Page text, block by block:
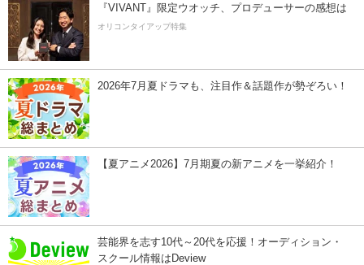
『VIVANT』限定ウオッチ、プロデューサーの感想は
オリコンタイアップ特集
2026年7月夏ドラマも、注目作＆話題作が勢ぞろい！
【夏アニメ2026】7月期夏の新アニメを一挙紹介！
芸能界を志す10代～20代を応援！オーディション・
スクール情報はDeview